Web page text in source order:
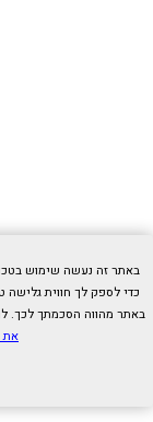
כדי לספק לך חווית גלישה
באתר מהווה הסכמתך לכך.
את